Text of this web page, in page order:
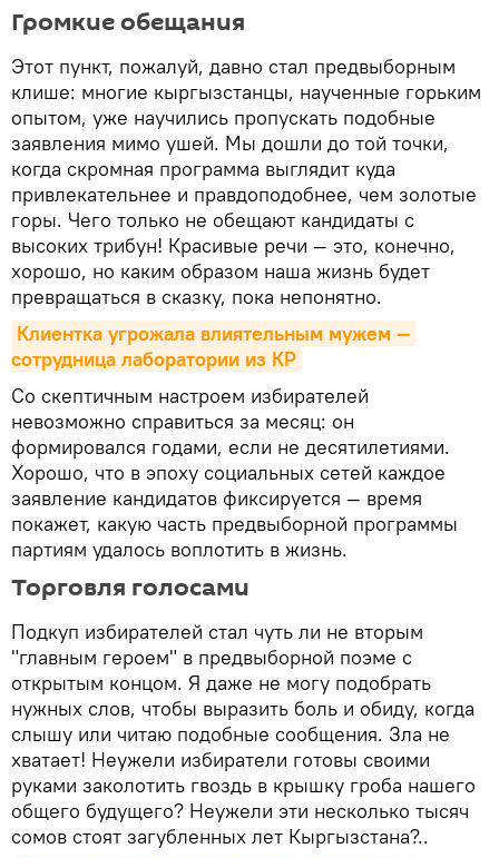
Громкие обещания
Этот пункт, пожалуй, давно стал предвыборным
клише: многие кыргызстанцы, наученные горьким
опытом, уже научились пропускать подобные
заявления мимо ушей. Мы дошли до той точки,
когда скромная программа выглядит куда
привлекательнее и правдоподобнее, чем золотые
горы. Чего только не обещают кандидаты с
высоких трибун! Красивые речи — это, конечно,
хорошо, но каким образом наша жизнь будет
превращаться в сказку, пока непонятно.
Клиентка угрожала влиятельным мужем —
сотрудница лаборатории из КР
Со скептичным настроем избирателей
невозможно справиться за месяц: он
формировался годами, если не десятилетиями.
Хорошо, что в эпоху социальных сетей каждое
заявление кандидатов фиксируется — время
покажет, какую часть предвыборной программы
партиям удалось воплотить в жизнь.
Торговля голосами
Подкуп избирателей стал чуть ли не вторым
"главным героем" в предвыборной поэме с
открытым концом. Я даже не могу подобрать
нужных слов, чтобы выразить боль и обиду, когда
слышу или читаю подобные сообщения. Зла не
хватает! Неужели избиратели готовы своими
руками заколотить гвоздь в крышку гроба нашего
общего будущего? Неужели эти несколько тысяч
сомов стоят загубленных лет Кыргызстана?..